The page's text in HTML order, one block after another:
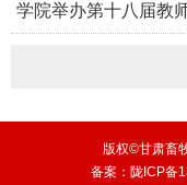
学院举办第十八届教
版权©甘肃畜
备案： 陇ICP备